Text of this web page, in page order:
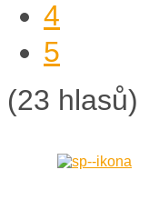
4
5
(23 hlasů)